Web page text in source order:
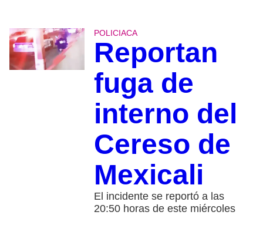
POLICIACA
Reportan
fuga de
interno del
Cereso de
Mexicali
El incidente se reportó a las
20:50 horas de este miércoles